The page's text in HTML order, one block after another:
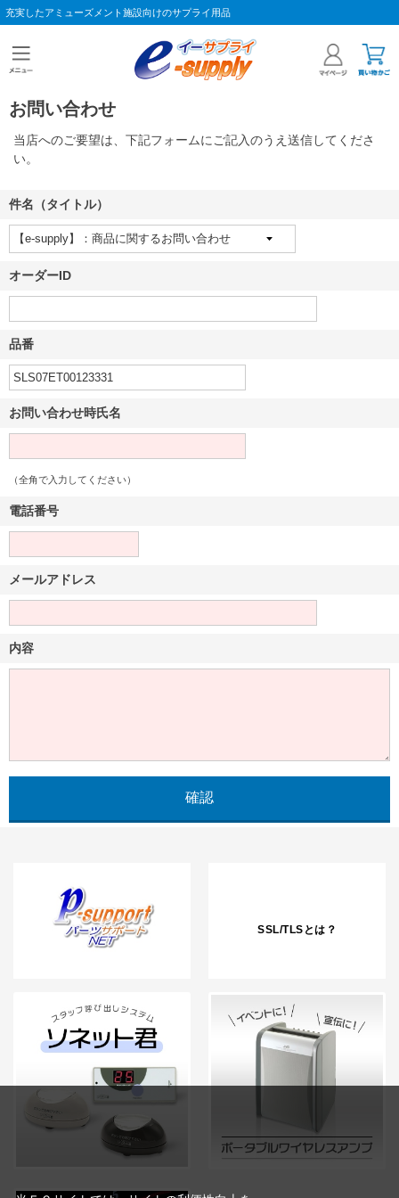
充実したアミューズメント施設向けのサプライ用品
お問い合わせ
当店へのご要望は、下記フォームにご記入のうえ送信してくださ
い。
件名（タイトル）
オーダーID
品番
お問い合わせ時氏名
（全角で入力してください）
電話番号
メールアドレス
内容
SSL/TLSとは？